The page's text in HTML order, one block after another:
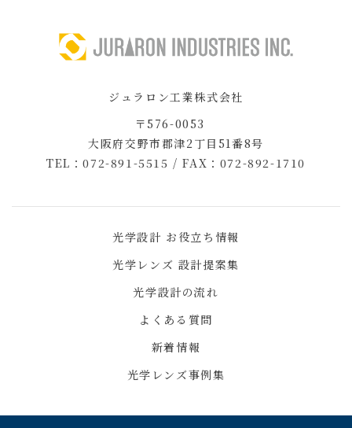
ジュラロン工業株式会社
〒576-0053
大阪府交野市郡津2丁目51番8号
TEL：072-891-5515 /FAX：072-892-1710
光学設計 お役立ち情報
光学レンズ 設計提案集
光学設計の流れ
よくある質問
新着情報
光学レンズ事例集